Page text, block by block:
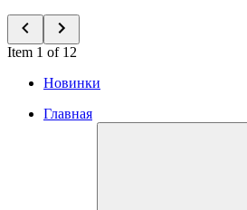
Item 1 of 12
Новинки
Главная